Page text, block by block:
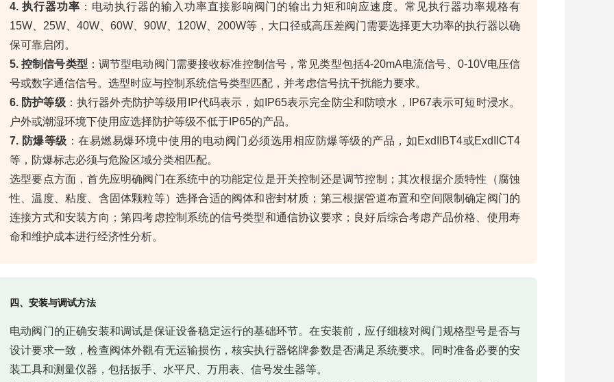
4. 执行器功率 ：电动执行器的输入功率直接影响阀门的输出力矩和响应速度。常见执行器功率规格有
15W、25W、40W、60W、90W、120W、200W等，大口径或高压差阀门需要选择更大功率的执行器以确
保可靠启闭。
5. 控制信号类型 ：调节型电动阀门需要接收标准控制信号，常见类型包括4-20mA电流信号、0-10V电压信
号或数字通信信号。选型时应与控制系统信号类型匹配，并考虑信号抗干扰能力要求。
6. 防护等级：执行器外壳防护等级用IP代码表示，如IP65表示完全防尘和防喷水，IP67表示可短时浸水。
户外或潮湿环境下使用应选择防护等级不低于IP65的产品。
7. 防爆等级 ：在易燃易爆环境中使用的电动阀门必须选用相应防爆等级的产品，如ExdIIBT4或ExdIICT4
等，防爆标志必须与危险区域分类相匹配。
选型要点方面，首先应明确阀门在系统中的功能定位是开关控制还是调节控制；其次根据介质特性（腐蚀
性、温度、粘度、含固体颗粒等）选择合适的阀体和密封材质；第三根据管道布置和空间限制确定阀门的
连接方式和安装方向；第四考虑控制系统的信号类型和通信协议要求；良好后综合考虑产品价格、使用寿
命和维护成本进行经济性分析。
四、安装与调试方法
电动阀门的正确安装和调试是保证设备稳定运行的基础环节。在安装前，应仔细核对阀门规格型号是否与
设计要求一致，检查阀体外觀有无运输损伤，核实执行器铭牌参数是否满足系统要求。同时准备必要的安
装工具和测量仪器，包括扳手、水平尺、万用表、信号发生器等。